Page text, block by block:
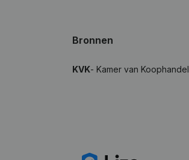
Bronnen
KVK- Kamer van Koophandel